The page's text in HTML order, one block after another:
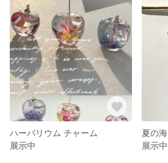
ハーバリウム チャーム
展示中
夏の海
展示中